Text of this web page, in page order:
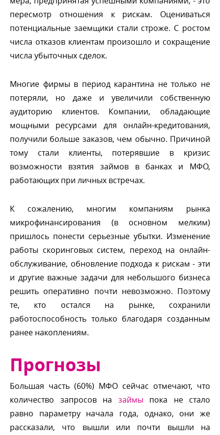
пересмотр отношения к рискам. Оцениваться
потенциальные заемщики стали строже. С ростом
числа отказов клиентам произошло и сокращение
числа убыточных сделок.
Многие фирмы в период карантина не только не
потеряли, но даже и увеличили собственную
аудиторию клиентов. Компании, обладающие
мощными ресурсами для онлайн-кредитования,
получили больше заказов, чем обычно. Причиной
тому стали клиенты, потерявшие в кризис
озможности взятия займов в банках и МФО,
работающих при личных встречах.
К сожалению, многим компаниям рынка
микрофинансирования (в основном мелким)
пришлось понести серьезные убытки. Изменение
работы скоринговых систем, переход на онлайн-
обслуживание, обновление подхода к рискам - эти
и другие важные задачи для небольшого бизнеса
решить оперативно почти невозможно. Поэтому
те, кто остался на рынке, сохранили
работоспособность только благодаря созданным
ранее накоплениям.
Прогнозы
Большая часть (60%) МФО сейчас отмечают, что
количество запросов на займы пока не стало
равно параметру начала года, однако, они же
рассказали, что вышли или почти вышли на